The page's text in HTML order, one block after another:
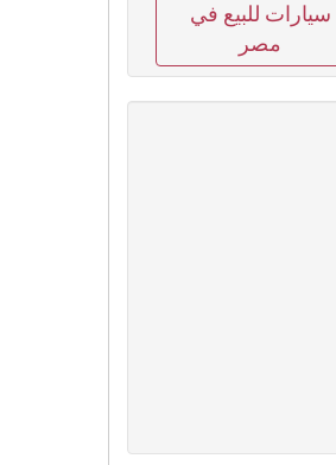
سيارات للبيع في
مصر